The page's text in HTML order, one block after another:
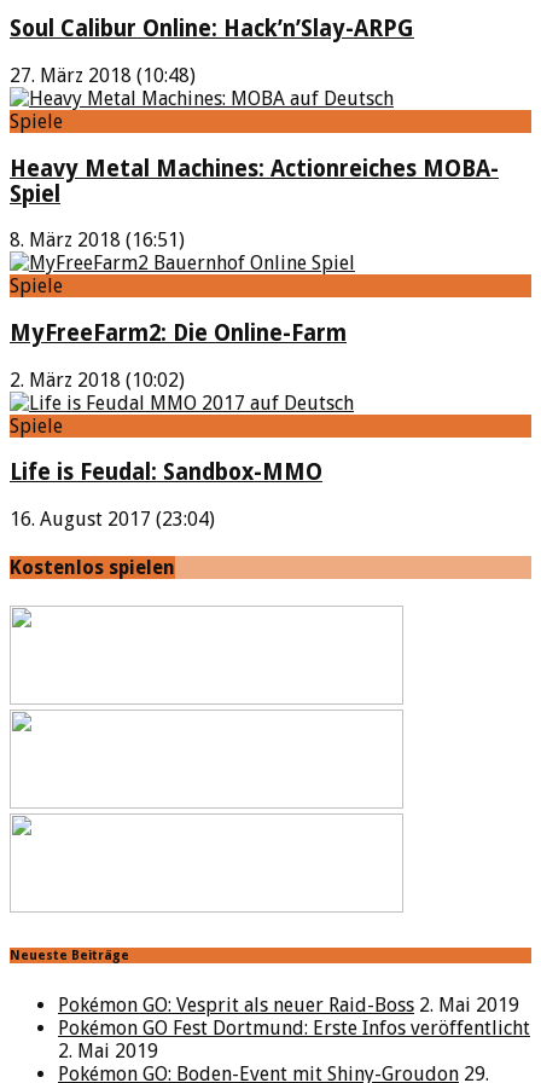
Soul Calibur Online: Hack’n’Slay-ARPG
27. März 2018 (10:48)
Spiele
Heavy Metal Machines: Actionreiches MOBA-
Spiel
8. März 2018 (16:51)
Spiele
MyFreeFarm2: Die Online-Farm
2. März 2018 (10:02)
Spiele
Life is Feudal: Sandbox-MMO
16. August 2017 (23:04)
Kostenlos spielen
Neueste Beiträge
Pokémon GO: Vesprit als neuer Raid-Boss 2. Mai 2019
Pokémon GO Fest Dortmund: Erste Infos veröffentlicht
2. Mai 2019
Pokémon GO: Boden-Event mit Shiny-Groudon 29.